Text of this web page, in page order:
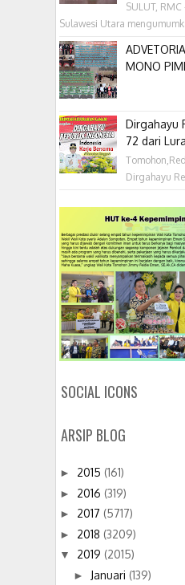
SULUT,
Sulawesi Utara
MONO
Dirgahayu
72 dari
Dirgahayu
SOCIAL ICONS
ARSIP BLOG
► 2015 (161)
► 2016 (319)
► 2017 (5717)
► 2018 (3209)
▼ 2019 (2015)
► Januari (139)